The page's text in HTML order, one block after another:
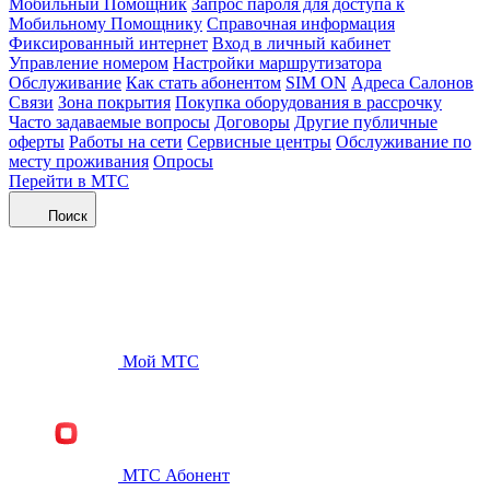
Мобильный Помощник Запрос пароля для доступа к
Мобильному Помощнику Справочная информация
Фиксированный интернет Вход в личный кабинет
Управление номером Настройки маршрутизатора
Обслуживание Как стать абонентом SIM ON Адреса Салонов
Связи Зона покрытия Покупка оборудования в рассрочку
Часто задаваемые вопросы Договоры Другие публичные
оферты Работы на сети Сервисные центры Обслуживание по
месту проживания Опросы
Перейти в МТС
Поиск
Мой МТС
МТС Абонент